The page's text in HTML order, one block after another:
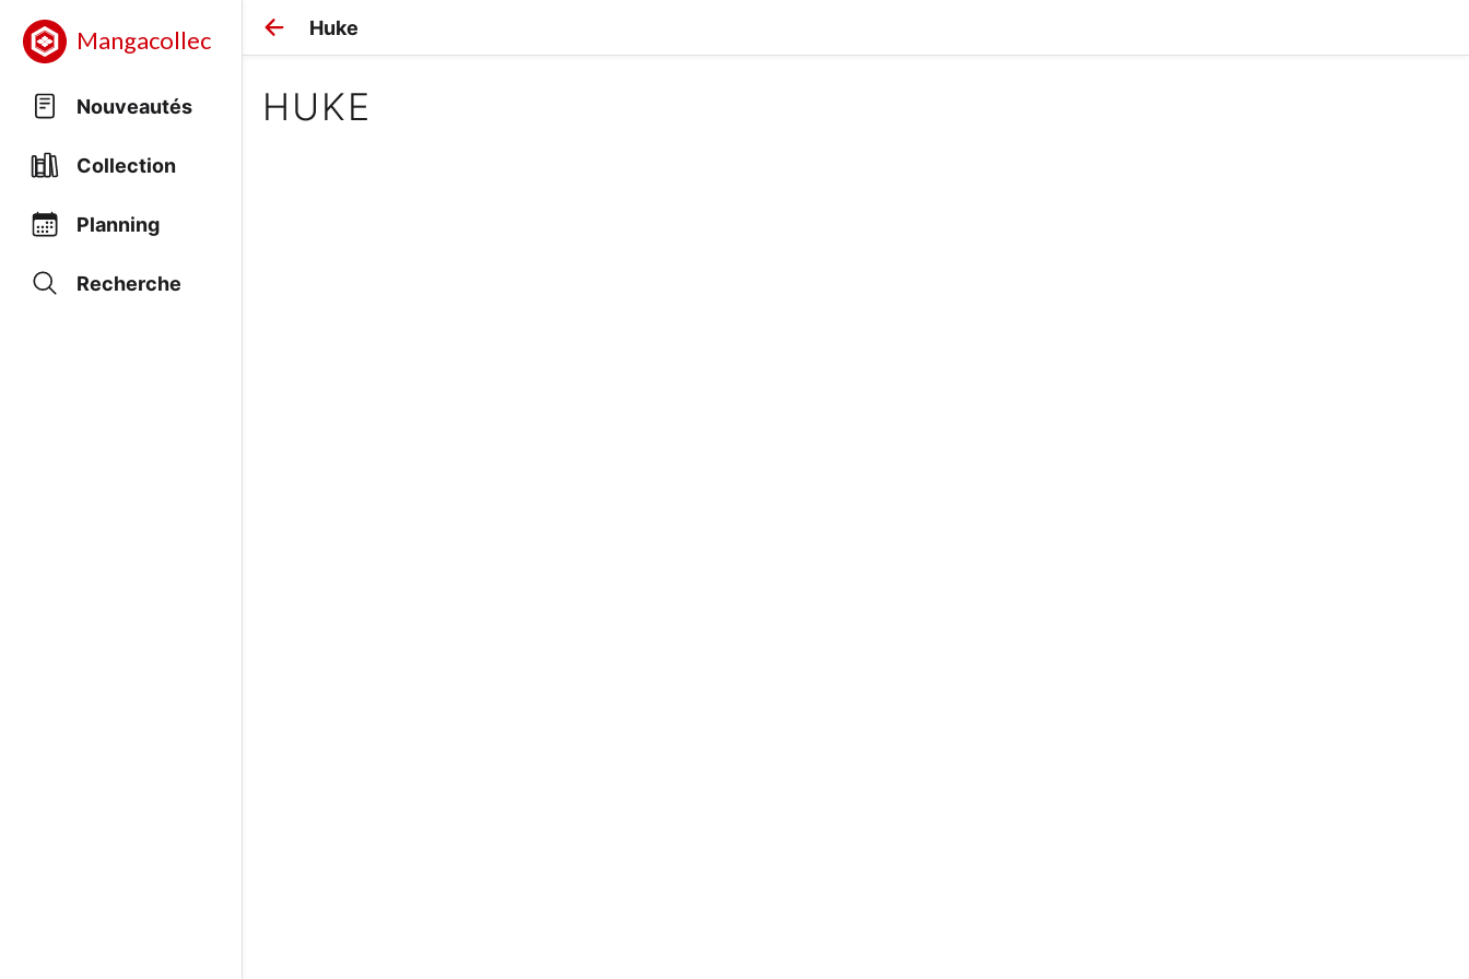
Mangacollec
Nouveautés
Collection
Planning
Recherche
Huke
HUKE